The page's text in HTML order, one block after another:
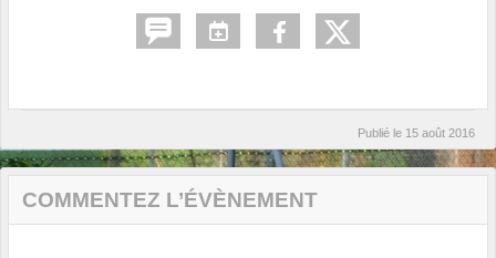
Publié le 15 août 2016
COMMENTEZ L’ÉVÈNEMENT